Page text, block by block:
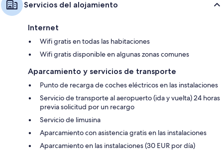
Servicios del alojamiento
Internet
Wifi gratis en todas las habitaciones
Wifi gratis disponible en algunas zonas comunes
Aparcamiento y servicios de transporte
Punto de recarga de coches eléctricos en las instalaciones
Servicio de transporte al aeropuerto (ida y vuelta) 24 horas
previa solicitud por un recargo
Servicio de limusina
Aparcamiento con asistencia gratis en las instalaciones
Aparcamiento en las instalaciones (30 EUR por día)